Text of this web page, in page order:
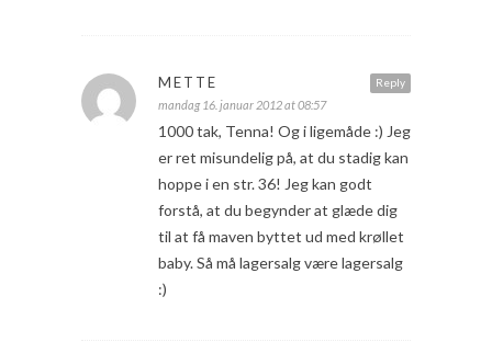
Reply
METTE
mandag 16. januar 2012 at 08:57
1000 tak, Tenna! Og i ligemåde :) Jeg
er ret misundelig på, at du stadig kan
hoppe i en str. 36! Jeg kan godt
forstå, at du begynder at glæde dig
til at få maven byttet ud med krøllet
baby. Så må lagersalg være lagersalg
:)